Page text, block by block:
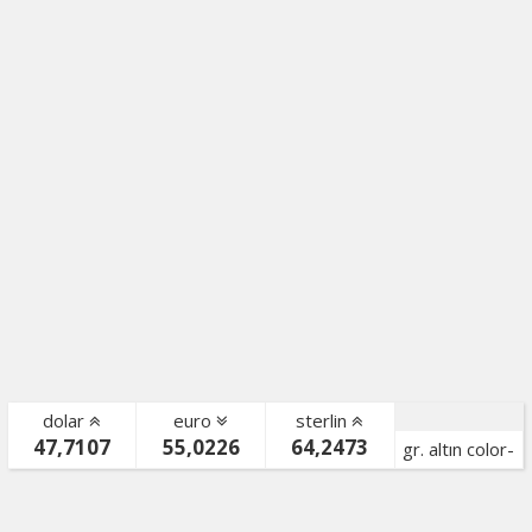
dolar
47,7107
euro
55,0226
sterlin
64,2473
gr. altın color-